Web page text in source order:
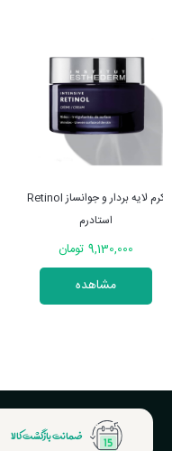
ژل لایه بردار روشن کننده استادرم
موجود نیست
مشاهده
ضمانت بازگشت کالا